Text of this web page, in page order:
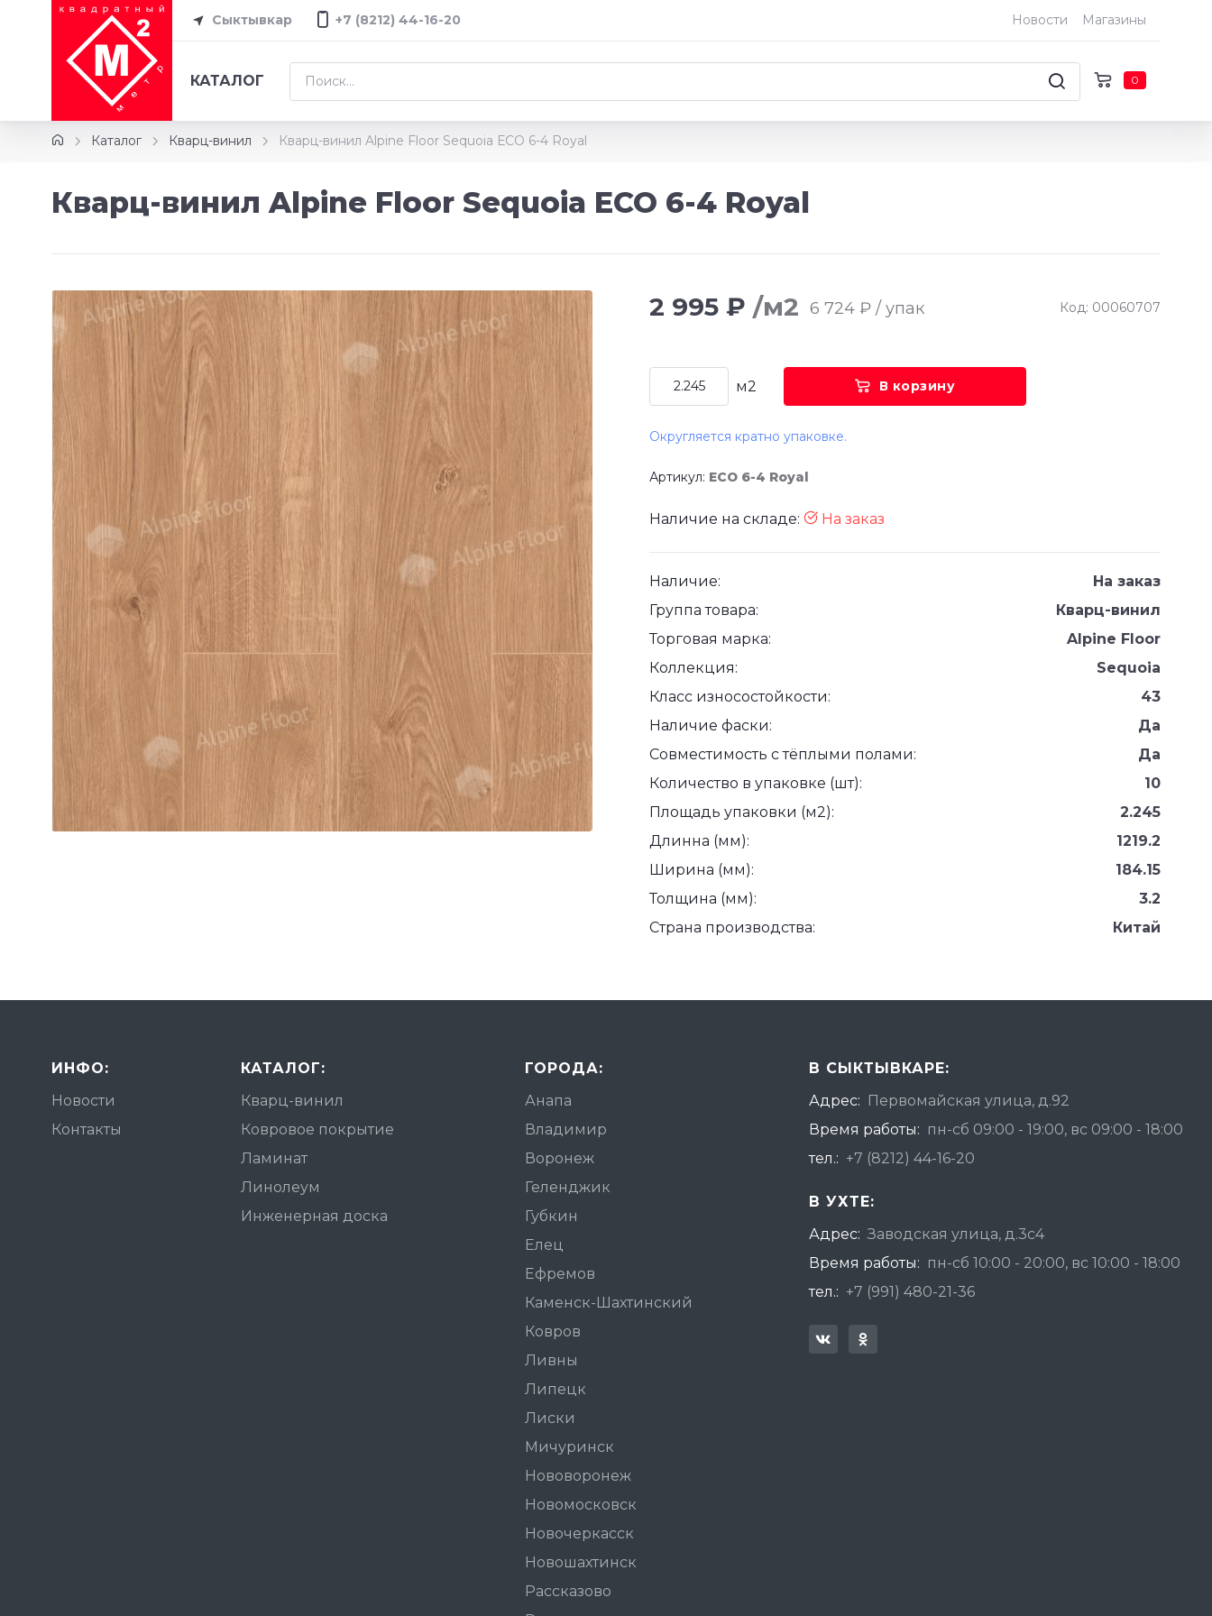
Сыктывкар +7 (8212) 44-16-20 Новости Магазины
КАТАЛОГ 0
Каталог Кварц-винил Кварц-винил Alpine Floor Sequoia ЕСО 6-4 Royal
Кварц-винил Alpine Floor Sequoia ЕСО 6-4 Royal
2 995 ₽ /м2 6 724 ₽ / упак Код: 00060707
м2 В корзину
Округляется кратно упаковке.
Артикул: ЕСО 6-4 Royal
Наличие на складе: На заказ
Наличие:
На заказ
Группа товара:
Кварц-винил
Торговая марка:
Alpine Floor
Коллекция:
Sequoia
Класс износостойкости:
43
Наличие фаски:
Да
Совместимость с тёплыми полами:
Да
Количество в упаковке (шт):
10
Площадь упаковки (м2):
2.245
Длинна (мм):
1219.2
Ширина (мм):
184.15
Толщина (мм):
3.2
Страна производства:
Китай
ИНФО:
Новости
Контакты
КАТАЛОГ:
Кварц-винил
Ковровое покрытие
Ламинат
Линолеум
Инженерная доска
ГОРОДА:
Анапа
Владимир
Воронеж
Геленджик
Губкин
Елец
Ефремов
Каменск-Шахтинский
Ковров
Ливны
Липецк
Лиски
Мичуринск
Нововоронеж
Новомосковск
Новочеркасск
Новошахтинск
Рассказово
В СЫКТЫВКАРЕ:
Адрес:
Первомайская улица, д.92
Время работы: пн-сб 09:00 - 19:00, вс 09:00 - 18:00
тел.: +7 (8212) 44-16-20
В УХТЕ:
Адрес: Заводская улица, д.3с4
Время работы: пн-сб 10:00 - 20:00, вс 10:00 - 18:00
тел.: +7 (991) 480-21-36